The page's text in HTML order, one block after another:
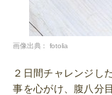
画像出典： fotolia
２日間チャレンジし
事を心がけ、腹八分